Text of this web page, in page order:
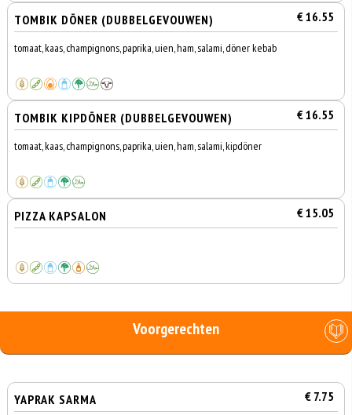
TOMBIK DÖNER (DUBBELGEVOUWEN) € 16.55
tomaat, kaas, champignons, paprika, uien, ham, salami, döner kebab
TOMBIK KIPDÖNER (DUBBELGEVOUWEN) € 16.55
tomaat, kaas, champignons, paprika, uien, ham, salami, kipdöner
PIZZA KAPSALON € 15.05
Voorgerechten
YAPRAK SARMA € 7.75